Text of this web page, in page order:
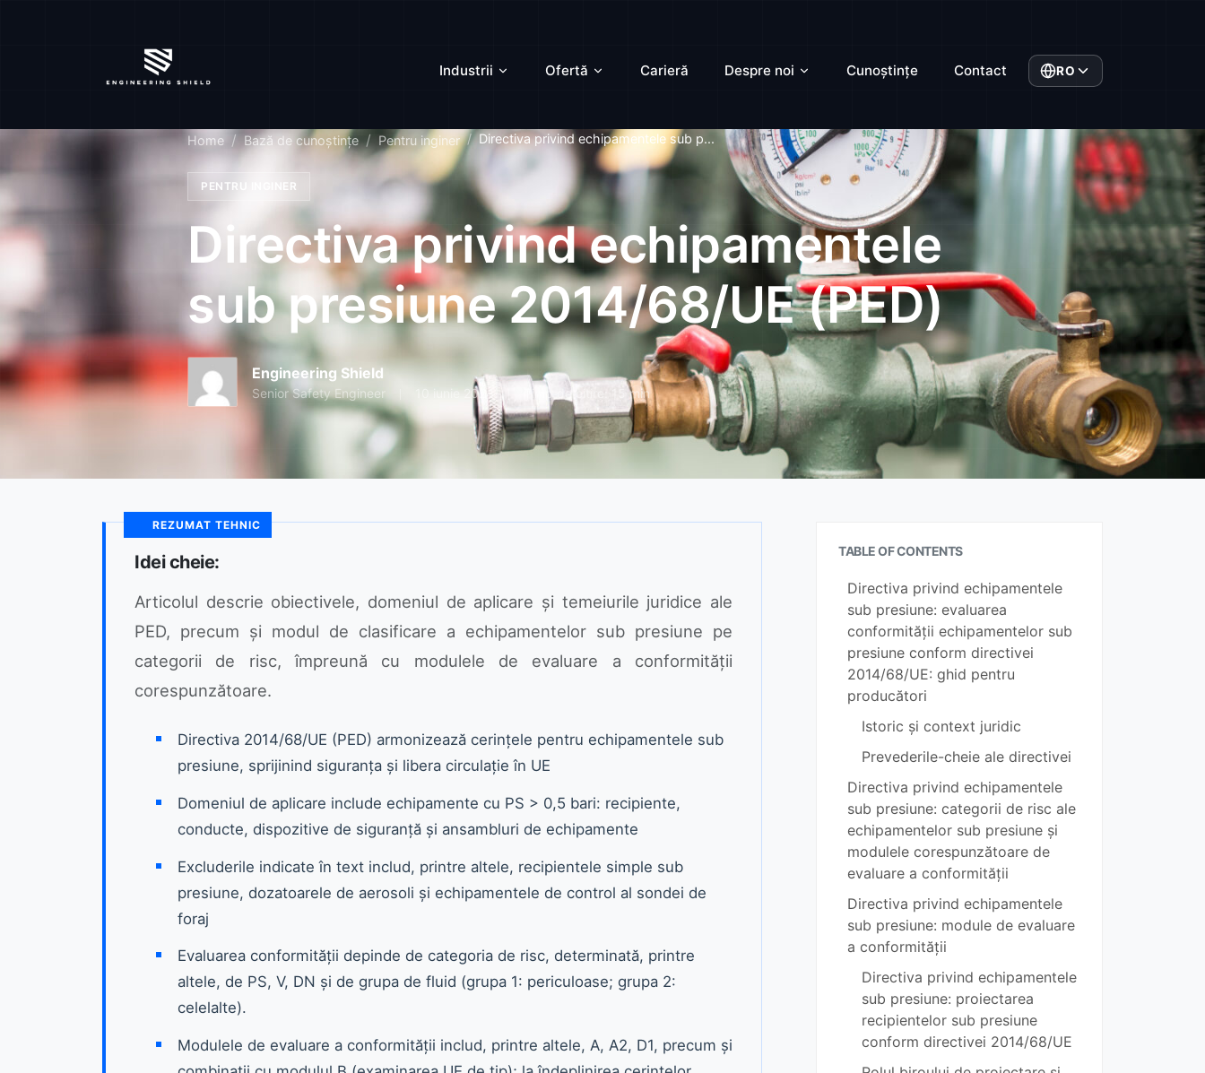
Industrii Ofertă Carieră Despre noi Cunoștințe Contact RO
Home Bază de cunoștințe Pentru inginer Directiva privind echipamentele sub p...
PENTRU INGINER
Directiva privind echipamentele
sub presiune 2014/68/UE (PED)
Engineering Shield
Senior Safety Engineer 10 iunie 2024 Timp de citire: 15 min
REZUMAT TEHNIC
Idei cheie:
Articolul descrie obiectivele, domeniul de aplicare și temeiurile juridice ale
PED, precum și modul de clasificare a echipamentelor sub presiune pe
categorii de risc, împreună cu modulele de evaluare a conformității
corespunzătoare.
Directiva 2014/68/UE (PED) armonizează cerințele pentru echipamentele sub
presiune, sprijinind siguranța și libera circulație în UE
Domeniul de aplicare include echipamente cu PS > 0,5 bari: recipiente,
conducte, dispozitive de siguranță și ansambluri de echipamente
Excluderile indicate în text includ, printre altele, recipientele simple sub
presiune, dozatoarele de aerosoli și echipamentele de control al sondei de
foraj
Evaluarea conformității depinde de categoria de risc, determinată, printre
altele, de PS, V, DN și de grupa de fluid (grupa 1: periculoase; grupa 2:
celelalte).
Modulele de evaluare a conformității includ, printre altele, A, A2, D1, precum și
TABLE OF CONTENTS
Directiva privind echipamentele
sub presiune: evaluarea
conformității echipamentelor sub
presiune conform directivei
2014/68/UE: ghid pentru
producători
Istoric și context juridic
Prevederile-cheie ale directivei
Directiva privind echipamentele
sub presiune: categorii de risc ale
echipamentelor sub presiune și
modulele corespunzătoare de
evaluare a conformității
Directiva privind echipamentele
sub presiune: module de evaluare
a conformității
Directiva privind echipamentele
sub presiune: proiectarea
recipientelor sub presiune
conform directivei 2014/68/UE